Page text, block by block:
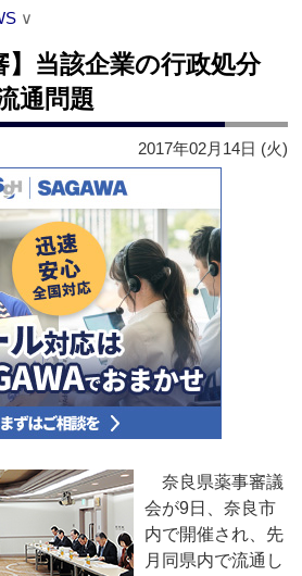
∨
】当該企業の行政処分
通問題
2017年02月14日 (火)
奈良県薬事審議
会が9日、奈良市
内で開催され、先
月同県内で流通し